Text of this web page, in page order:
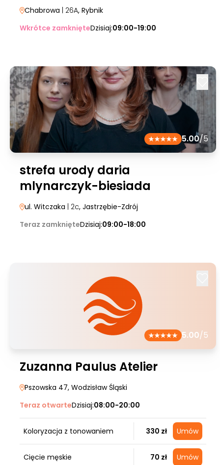
Chabrowa | 26A, Rybnik
Wkrótce zamknięteDzisiaj:09:00-19:00
5.00/5
strefa urody daria
mlynarczyk-biesiada
ul. Witczaka | 2c, Jastrzębie-Zdrój
Teraz zamknięteDzisiaj:09:00-18:00
5.00/5
Zuzanna Paulus Atelier
Pszowska 47, Wodzisław Śląski
Teraz otwarteDzisiaj:08:00-20:00
Koloryzacja z tonowaniem 330 zł Umów
Cięcie męskie 70 zł Umów